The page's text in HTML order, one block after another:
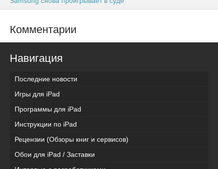
Комментарии
Навигация
Последние новости
Игры для iPad
Программы для iPad
Инструкции по iPad
Рецензии (Обзоры книг и сервисов)
Обои для iPad / Заставки